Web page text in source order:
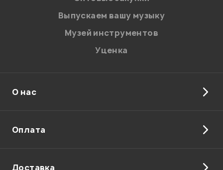
Введите проверочное число:
Отправить
Выпускаем вашу музыку
Музей инструментов
Уценка
О нас
Оплата
Доставка